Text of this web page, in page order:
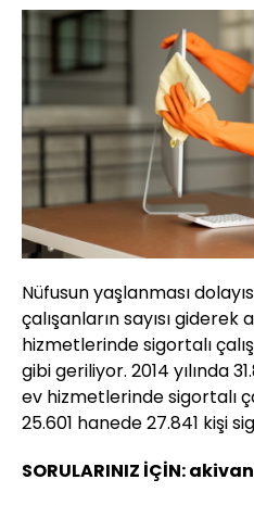
Nüfusun yaşlanması
çalışanların sayısı giderek
hizmetlerinde sigortalı
gibi geriliyor. 2014 yılında
ev hizmetlerinde sigortalı
25.601 hanede 27.841 kişi
SORULARINIZ İÇİN: